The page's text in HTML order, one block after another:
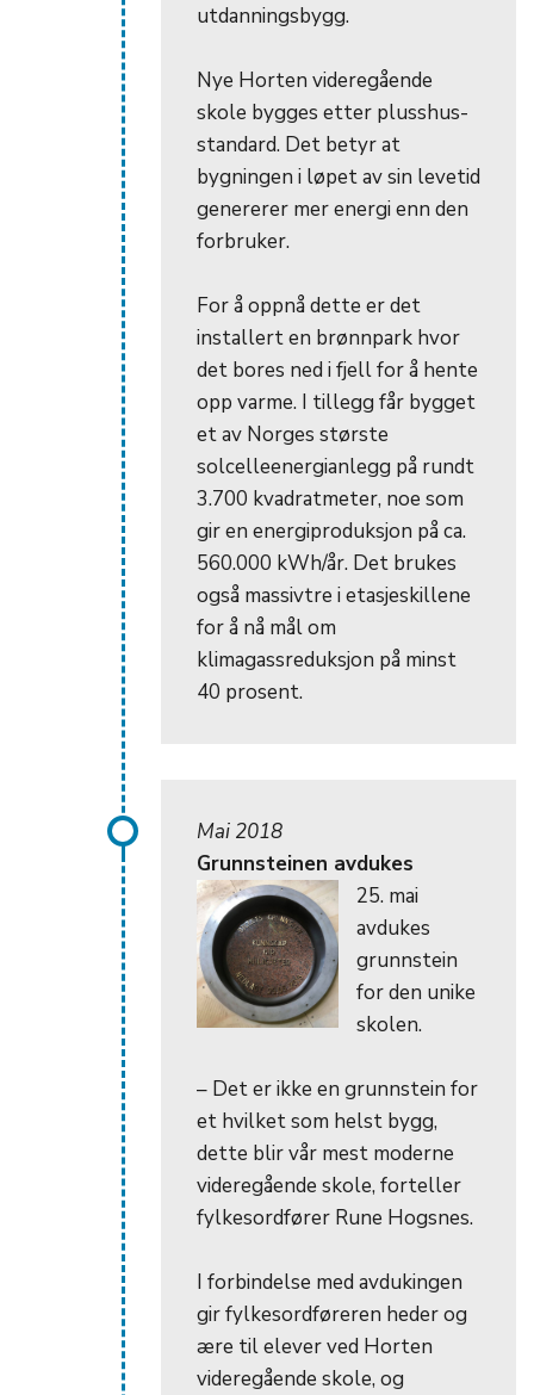
utdanningsbygg.
Nye Horten videregående
skole bygges etter plusshus-
standard. Det betyr at
bygningen i løpet av sin levetid
genererer mer energi enn den
forbruker.
For å oppnå dette er det
installert en brønnpark hvor
det bores ned i fjell for å hente
opp varme. I tillegg får bygget
et av Norges største
solcelleenergianlegg på rundt
3.700 kvadratmeter, noe som
gir en energiproduksjon på ca.
560.000 kWh/år. Det brukes
også massivtre i etasjeskillene
for å nå mål om
klimagassreduksjon på minst
40 prosent.
Mai 2018
Grunnsteinen avdukes
25. mai
avdukes
grunnstein
for den unike
skolen.
– Det er ikke en grunnstein for
et hvilket som helst bygg,
dette blir vår mest moderne
videregående skole, forteller
fylkesordfører Rune Hogsnes.
I forbindelse med avdukingen
gir fylkesordføreren heder og
ære til elever ved Horten
videregående skole, og